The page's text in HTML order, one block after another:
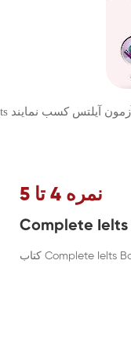
نمره 4 تا 5
Complete Ielts